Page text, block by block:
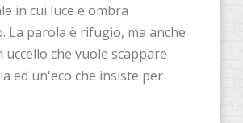
in cui luce e ombra
La parola è rifugio, ma anche
uccello che vuole scappare
ed un'eco che insiste per